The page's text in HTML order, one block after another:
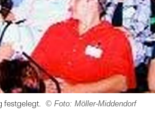
festgelegt. © Foto: Möller-Middendorf